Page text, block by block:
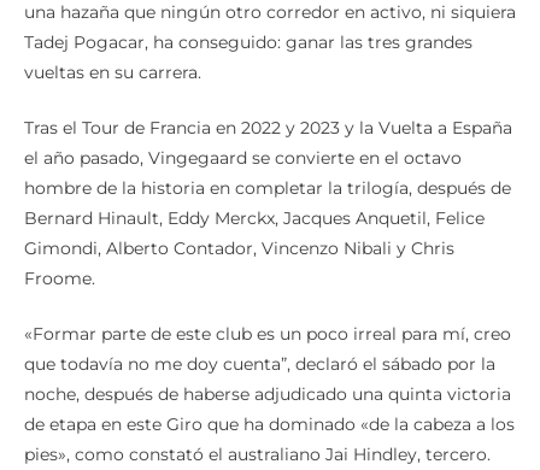
una hazaña que ningún otro corredor en activo, ni siquiera
Tadej Pogacar, ha conseguido: ganar las tres grandes
vueltas en su carrera.
Tras el Tour de Francia en 2022 y 2023 y la Vuelta a España
el año pasado, Vingegaard se convierte en el octavo
hombre de la historia en completar la trilogía, después de
Bernard Hinault, Eddy Merckx, Jacques Anquetil, Felice
Gimondi, Alberto Contador, Vincenzo Nibali y Chris
Froome.
«Formar parte de este club es un poco irreal para mí, creo
que todavía no me doy cuenta”, declaró el sábado por la
noche, después de haberse adjudicado una quinta victoria
de etapa en este Giro que ha dominado «de la cabeza a los
pies», como constató el australiano Jai Hindley, tercero.